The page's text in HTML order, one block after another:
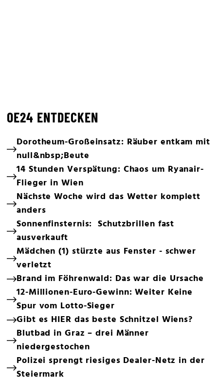
OE24 ENTDECKEN
Dorotheum-Großeinsatz: Räuber entkam mit
null&nbsp;Beute
14 Stunden Verspätung: Chaos um Ryanair-
Flieger in Wien
Nächste Woche wird das Wetter komplett
anders
Sonnenfinsternis: Schutzbrillen fast
ausverkauft
Mädchen (1) stürzte aus Fenster - schwer
verletzt
Brand im Föhrenwald: Das war die Ursache
12-Millionen-Euro-Gewinn: Weiter Keine
Spur vom Lotto-Sieger
Gibt es HIER das beste Schnitzel Wiens?
Blutbad in Graz – drei Männer
niedergestochen
Polizei sprengt riesiges Dealer-Netz in der
Steiermark